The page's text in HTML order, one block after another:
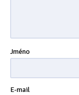
Jméno
E-mail